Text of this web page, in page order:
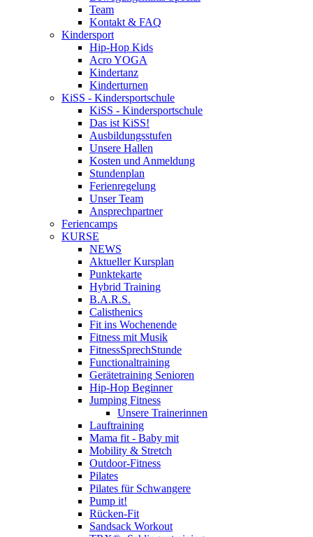
Team
Kontakt & FAQ
Kindersport
Hip-Hop Kids
Acro YOGA
Kindertanz
Kinderturnen
KiSS - Kindersportschule
KiSS - Kindersportschule
Das ist KiSS!
Ausbildungsstufen
Unsere Hallen
Kosten und Anmeldung
Stundenplan
Ferienregelung
Unser Team
Ansprechpartner
Feriencamps
KURSE
NEWS
Aktueller Kursplan
Punktekarte
Hybrid Training
B.A.R.S.
Calisthenics
Fit ins Wochenende
Fitness mit Musik
FitnessSprechStunde
Functionaltraining
Gerätetraining Senioren
Hip-Hop Beginner
Jumping Fitness
Unsere Trainerinnen
Lauftraining
Mama fit - Baby mit
Mobility & Stretch
Outdoor-Fitness
Pilates
Pilates für Schwangere
Pump it!
Rücken-Fit
Sandsack Workout